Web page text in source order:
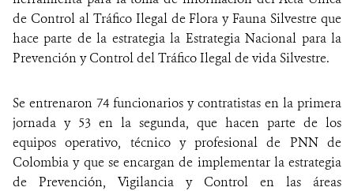
de Control al Tráfico Ilegal de Flora y Fauna Silvestre que
hace parte de la estrategia la Estrategia Nacional para la
Prevención y Control del Tráfico Ilegal de vida Silvestre.
Se entrenaron 74 funcionarios y contratistas en la primera
jornada y 53 en la segunda, que hacen parte de los
equipos operativo, técnico y profesional de PNN de
Colombia y que se encargan de implementar la estrategia
de Prevención, Vigilancia y Control en las áreas